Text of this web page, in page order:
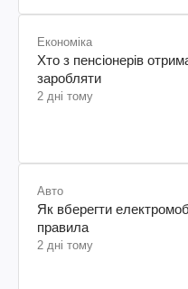
Економіка
Хто з пенсіонерів
заробляти
2 дні тому
Авто
Як вберегти
правила
2 дні тому